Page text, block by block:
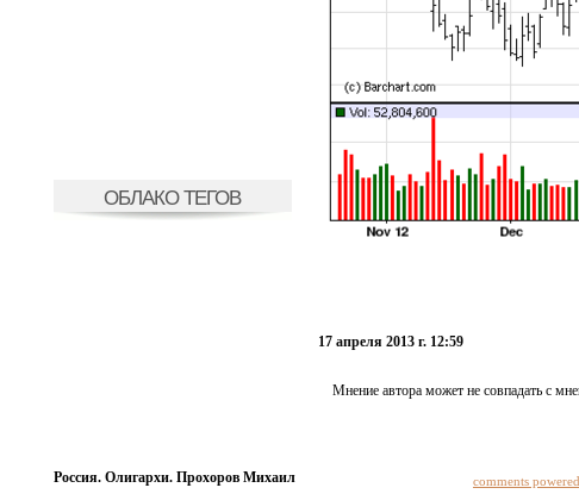
ОБЛАКО ТЕГОВ
Россия. Олигархи. Прохоров Михаил
17 апреля 2013 г. 12:59
Мнение автора может не совпадать с
comments